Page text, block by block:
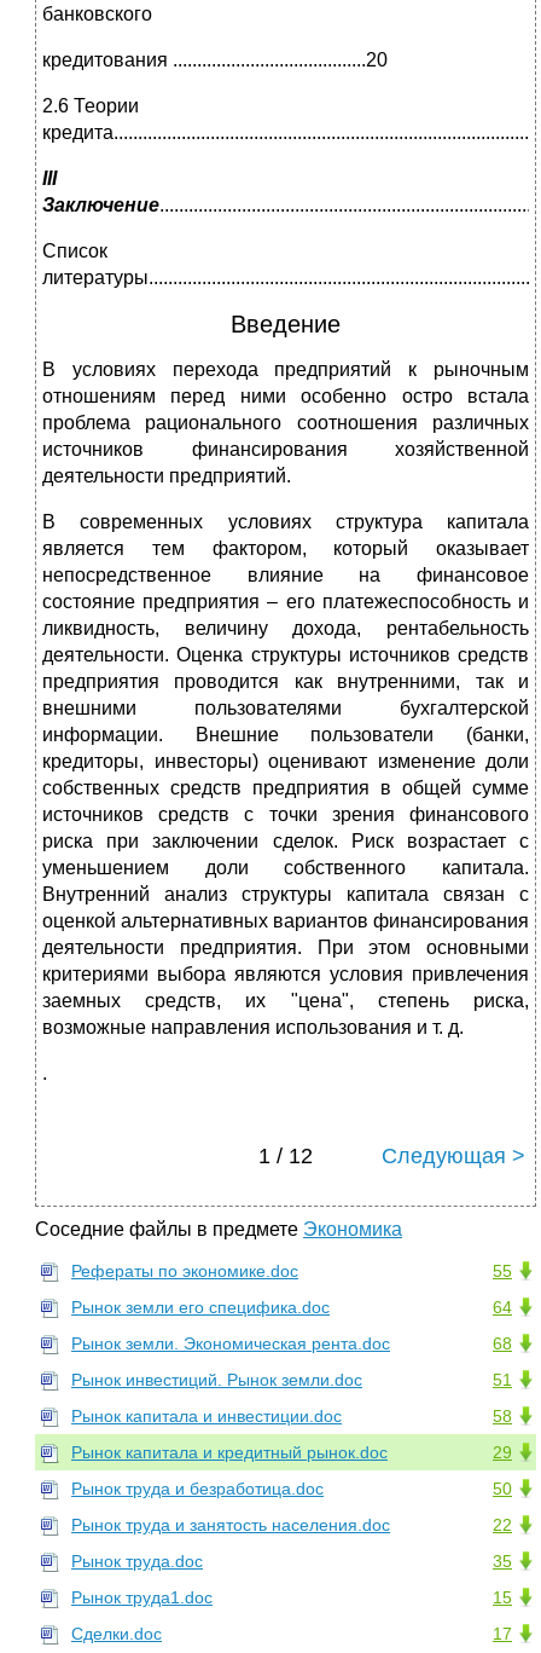
банковского
кредитования ........................................20
2.6 Теории
III
Заключение
Список
Введение
В условиях перехода предприятий к рыночным
отношениям перед ними особенно остро встала
проблема рационального соотношения различных
источников финансирования хозяйственной
деятельности предприятий.
В современных условиях структура капитала
является тем фактором, который оказывает
непосредственное влияние на финансовое
состояние предприятия – его платежеспособность и
ликвидность, величину дохода, рентабельность
деятельности. Оценка структуры источников средств
предприятия проводится как внутренними, так и
внешними пользователями бухгалтерской
информации. Внешние пользователи (банки,
кредиторы, инвесторы) оценивают изменение доли
собственных средств предприятия в общей сумме
источников средств с точки зрения финансового
риска при заключении сделок. Риск возрастает с
уменьшением доли собственного капитала.
Внутренний анализ структуры капитала связан с
оценкой альтернативных вариантов финансирования
деятельности предприятия. При этом основными
критериями выбора являются условия привлечения
заемных средств, их "цена", степень риска,
возможные направления использования и т. д.
.
1 / 12 Следующая >
Соседние файлы в предмете Экономика
55
Рефераты по экономике.doc
64
Рынок земли его специфика.doc
68
Рынок земли. Экономическая рента.doc
51
Рынок инвестиций. Рынок земли.doc
58
Рынок капитала и инвестиции.doc
29
Рынок капитала и кредитный рынок.doc
50
Рынок труда и безработица.doc
22
Рынок труда и занятость населения.doc
35
Рынок труда.doc
15
Рынок труда1.doc
17
Сделки.doc